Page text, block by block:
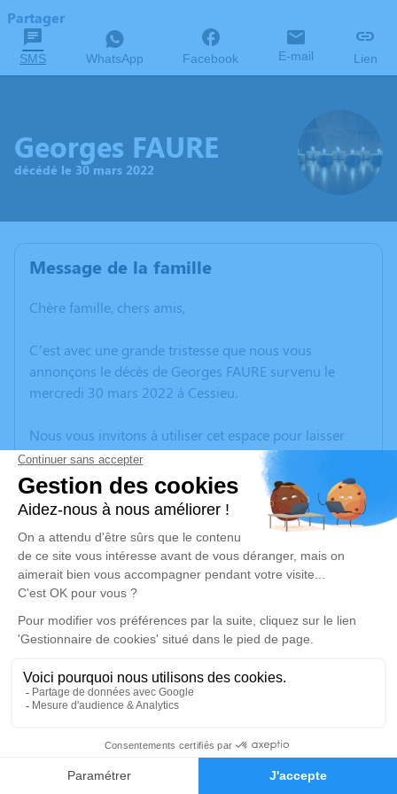
Faire-part Hommages
Partager
SMS WhatsApp Facebook E-mail Lien
Georges FAURE
décédé le 30 mars 2022
Message de la famille
Chère famille, chers amis,
C’est avec une grande tristesse que nous vous
annonçons le décès de Georges FAURE survenu le
mercredi 30 mars 2022 à Cessieu.
Nous vous invitons à utiliser cet espace pour laisser
vos condoléances, partager des photos souvenirs, une
anecdote ou exprimer vos pensées à travers des
poèmes ou des textes. Cet endroit est un lieu
d'expression dédié à honorer la mémoire de Georges
FAURE.
Un service de plantation d’arbre hommage est
disponible ici.
Je rends hommage
Cérémonie
Paroisse Sainte Anne Eglise St Martin
38110 Cessieu